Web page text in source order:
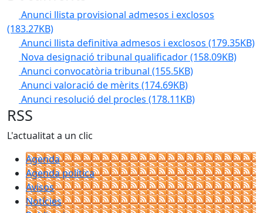
Anunci llista provisional admesos i exclosos
(183.27KB)
Anunci llista definitiva admesos i exclosos (179.35KB)
Nova designació tribunal qualificador(158.09KB)
Anunci convocatòria tribunal (155.5KB)
Anunci valoració de mèrits (174.69KB)
Anunci resolució del procles (178.11KB)
RSS
L'actualitat a un clic
Agenda
Agenda política
Avisos
Notícies